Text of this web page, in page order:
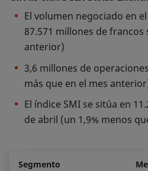
El volumen negociado en
87.571 millones de francos
anterior)
3,6 millones de
más que en el mes
El índice SMI se sitúa en
de abril (un 1,9% menos
Segmento